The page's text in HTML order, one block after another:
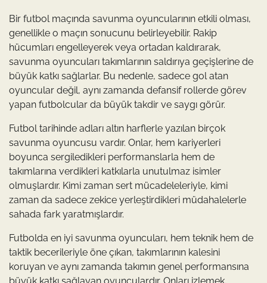
Bir futbol maçında savunma oyuncularının etkili olması,
genellikle o maçın sonucunu belirleyebilir. Rakip
hücumları engelleyerek veya ortadan kaldırarak,
savunma oyuncuları takımlarının saldırıya geçişlerine de
büyük katkı sağlarlar. Bu nedenle, sadece gol atan
oyuncular değil, aynı zamanda defansif rollerde görev
yapan futbolcular da büyük takdir ve saygı görür.
Futbol tarihinde adları altın harflerle yazılan birçok
savunma oyuncusu vardır. Onlar, hem kariyerleri
boyunca sergiledikleri performanslarla hem de
takımlarına verdikleri katkılarla unutulmaz isimler
olmuşlardır. Kimi zaman sert mücadeleleriyle, kimi
zaman da sadece zekice yerleştirdikleri müdahalelerle
sahada fark yaratmışlardır.
Futbolda en iyi savunma oyuncuları, hem teknik hem de
taktik becerileriyle öne çıkan, takımlarının kalesini
koruyan ve aynı zamanda takımın genel performansına